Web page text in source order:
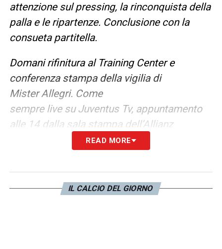
attenzione sul pressing, la rinconquista della
palla e le ripartenze. Conclusione con la
consueta partitella.
Domani rifinitura al Training Center e
conferenza stampa della vigilia di
Mister Allegri. Come
sempre live su Juventus Tv, appuntamento
alle 14 dalla sala stampa dell’Allianz
LA PLAYLIST DELLE NOSTRE TOP NEWS
READ MORE
IL CALCIO DEL GIORNO